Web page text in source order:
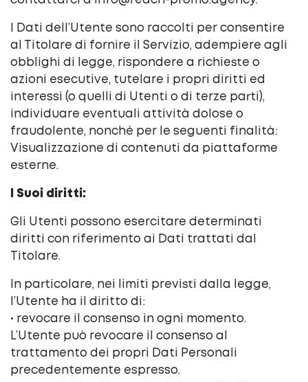
I Dati dell’Utente sono raccolti per consentire
al Titolare di fornire il Servizio, adempiere agli
obblighi di legge, rispondere a richieste o
azioni esecutive, tutelare i propri diritti ed
interessi (o quelli di Utenti o di terze parti),
individuare eventuali attività dolose o
fraudolente, nonché per le seguenti finalità:
Visualizzazione di contenuti da piattaforme
esterne.
I Suoi diritti:
Gli Utenti possono esercitare determinati
diritti con riferimento ai Dati trattati dal
Titolare.
In particolare, nei limiti previsti dalla legge,
l’Utente ha il diritto di:
• revocare il consenso in ogni momento.
L’Utente può revocare il consenso al
trattamento dei propri Dati Personali
precedentemente espresso.